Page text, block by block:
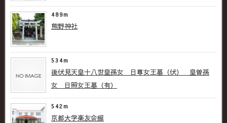
489m
熊野神社
534m
後伏見天皇十八世皇孫女 日尊女王墓（伏） 皇曽孫
女 日照女王墓（有）
542m
京都大学楽友会館